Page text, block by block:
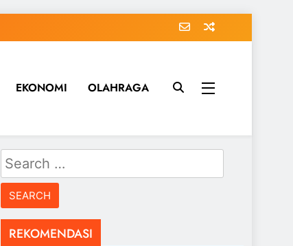
EKONOMI OLAHRAGA
Search
for:
REKOMENDASI